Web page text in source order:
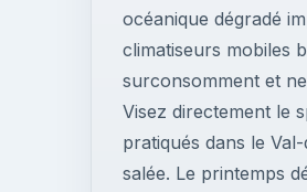
océanique dégradé
climatiseurs mobiles
surconsomment et
Visez directement le
pratiqués dans le
salée. Le printemps